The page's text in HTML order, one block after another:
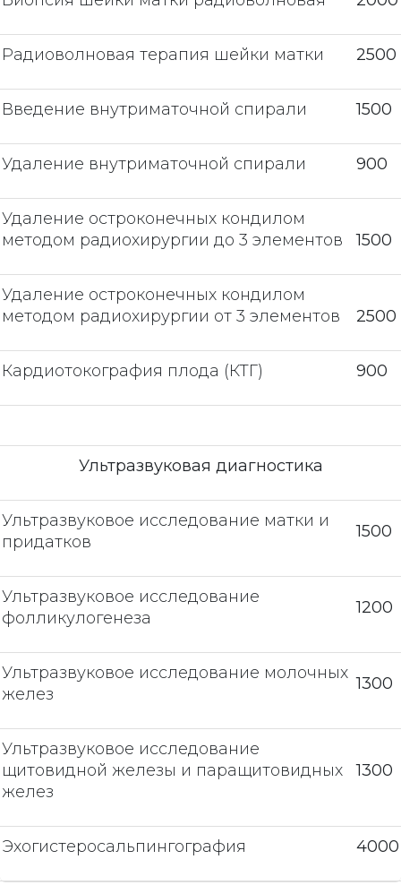
Радиоволновая терапия шейки матки 2500
Введение внутриматочной спирали 1500
Удаление внутриматочной спирали 900
Удаление остроконечных кондилом
методом радиохирургии до 3 элементов
1500
Удаление остроконечных кондилом
методом радиохирургии от 3 элементов
2500
Кардиотокография плода (КТГ) 900
Ультразвуковая диагностика
Ультразвуковое исследование матки и
придатков
1500
Ультразвуковое исследование
фолликулогенеза
1200
Ультразвуковое исследование молочных
желез
1300
Ультразвуковое исследование
щитовидной железы и паращитовидных
желез
1300
Эхогистеросальпингография 4000